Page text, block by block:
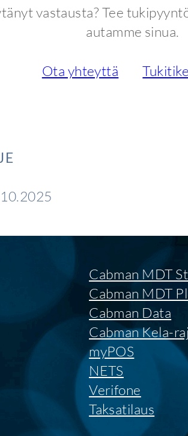
vastausta? Tee
autamme sinua.
Ota yhteyttä
Cabman MDT
Cabman MDT
Cabman Data
Cabman Kela-
myPOS
NETS
Verifone
Taksatilaus